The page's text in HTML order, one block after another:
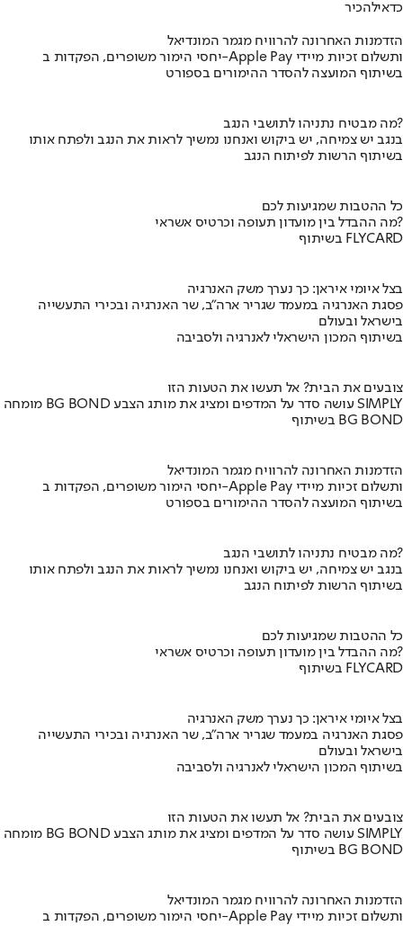
כדאילהכיר
הזדמנות האחרונה להרוויח מגמר המונדיאל
יחסי הימור משופרים, הפקדות ב-Apple Pay ותשלום זכיות מיידי
בשיתוף המועצה להסדר ההימורים בספורט
מה מבטיח נתניהו לתושבי הנגב?
בנגב יש צמיחה, יש ביקוש ואנחנו נמשיך לראות את הנגב ולפתח אותו
בשיתוף הרשות לפיתוח הנגב
כל ההטבות שמגיעות לכם
מה ההבדל בין מועדון תעופה וכרטיס אשראי?
בשיתוף FLYCARD
בצל איומי איראן: כך נערך משק האנרגיה
פסגת האנרגיה במעמד שגריר ארה"ב, שר האנרגיה ובכירי התעשייה
בישראל ובעולם
בשיתוף המכון הישראלי לאנרגיה ולסביבה
צובעים את הבית? אל תעשו את הטעות הזו
מומחה BG BOND עושה סדר על המדפים ומציג את מותג הצבע SIMPLY
בשיתוף BG BOND
הזדמנות האחרונה להרוויח מגמר המונדיאל
יחסי הימור משופרים, הפקדות ב-Apple Pay ותשלום זכיות מיידי
בשיתוף המועצה להסדר ההימורים בספורט
מה מבטיח נתניהו לתושבי הנגב?
בנגב יש צמיחה, יש ביקוש ואנחנו נמשיך לראות את הנגב ולפתח אותו
בשיתוף הרשות לפיתוח הנגב
כל ההטבות שמגיעות לכם
מה ההבדל בין מועדון תעופה וכרטיס אשראי?
בשיתוף FLYCARD
בצל איומי איראן: כך נערך משק האנרגיה
פסגת האנרגיה במעמד שגריר ארה"ב, שר האנרגיה ובכירי התעשייה
בישראל ובעולם
בשיתוף המכון הישראלי לאנרגיה ולסביבה
צובעים את הבית? אל תעשו את הטעות הזו
מומחה BG BOND עושה סדר על המדפים ומציג את מותג הצבע SIMPLY
בשיתוף BG BOND
הזדמנות האחרונה להרוויח מגמר המונדיאל
יחסי הימור משופרים, הפקדות ב-Apple Pay ותשלום זכיות מיידי